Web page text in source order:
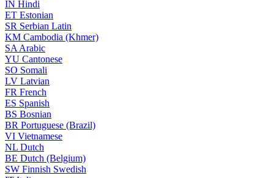
IN Hindi
ET Estonian
SR Serbian Latin
KM Cambodia (Khmer)
SA Arabic
YU Cantonese
SO Somali
LV Latvian
FR French
ES Spanish
BS Bosnian
BR Portuguese (Brazil)
VI Vietnamese
NL Dutch
BE Dutch (Belgium)
SW Finnish Swedish